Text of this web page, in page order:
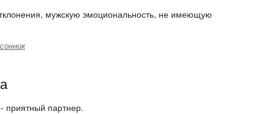
мужскую эмоциональность, не имеющую
приятный партнер.